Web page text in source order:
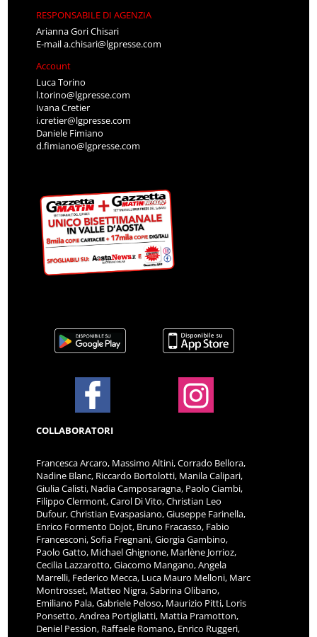
RESPONSABILE DI AGENZIA
Arianna Gori Chisari
E-maila.chisari@lgpresse.com
Account
Luca Torino
l.torino@lgpresse.com
Ivana Cretier
i.cretier@lgpresse.com
Daniele Fimiano
d.fimiano@lgpresse.com
COLLABORATORI
Francesca Arcaro, Massimo Altini, Corrado Bellora,
Nadine Blanc, Riccardo Bortolotti, Manila Calipari,
Giulia Calisti, Nadia Camposaragna, Paolo Ciambi,
Filippo Clermont, Carol Di Vito, Christian Leo
Dufour, Christian Evaspasiano, Giuseppe Farinella,
Enrico Formento Dojot, Bruno Fracasso, Fabio
Francesconi, Sofia Fregnani, Giorgia Gambino,
Paolo Gatto, Michael Ghignone, Marlène Jorrioz,
Cecilia Lazzarotto, Giacomo Mangano, Angela
Marrelli, Federico Mecca, Luca Mauro Melloni, Marc
Montrosset, Matteo Nigra, Sabrina Olibano,
Emiliano Pala, Gabriele Peloso, Maurizio Pitti, Loris
Ponsetto, Andrea Portigliatti, Mattia Pramotton,
Deniel Pession, Raffaele Romano, Enrico Ruggeri,